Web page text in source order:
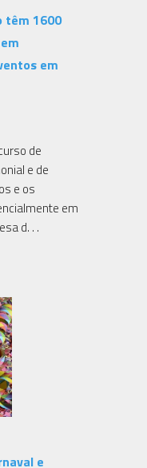
têm 1600
em
de
e de
e os
em
d. . .
e